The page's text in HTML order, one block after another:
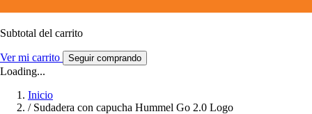
Subtotal del carrito
Ver mi carrito Seguir comprando
Loading...
Inicio
/ Sudadera con capucha Hummel Go 2.0 Logo